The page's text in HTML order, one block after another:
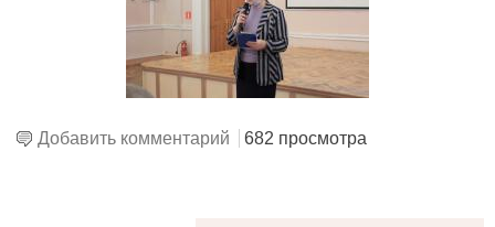
Добавить комментарий 682 просмотра